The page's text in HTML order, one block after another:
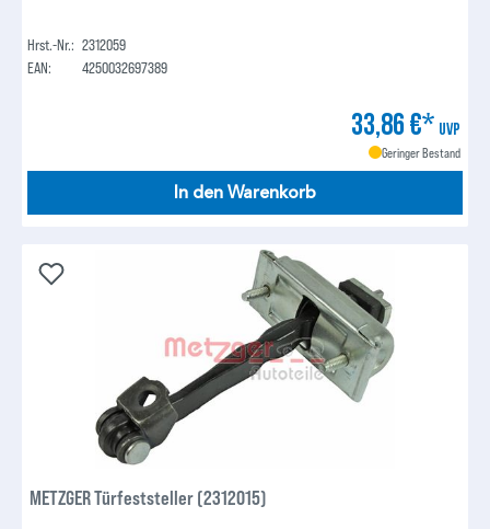
Hrst.-Nr.: 2312059
EAN:
4250032697389
33,86 €* UVP
Geringer Bestand
In den Warenkorb
METZGER Türfeststeller (2312015)